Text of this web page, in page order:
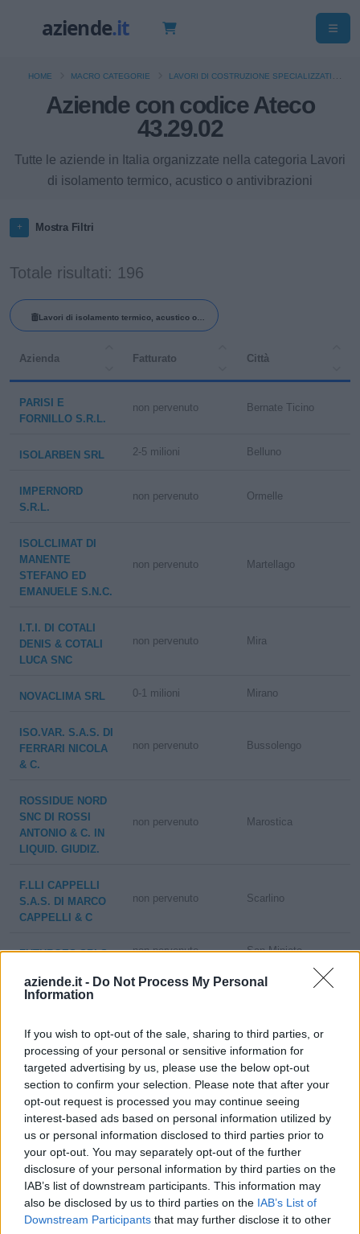
aziende.it - Do Not Process My Personal
Information
If you wish to opt-out of the sale, sharing to third parties, or
processing of your personal or sensitive information for
targeted advertising by us, please use the below opt-out
section to confirm your selection. Please note that after your
opt-out request is processed you may continue seeing
interest-based ads based on personal information utilized by
us or personal information disclosed to third parties prior to
your opt-out. You may separately opt-out of the further
disclosure of your personal information by third parties on the
IAB’s list of downstream participants. This information may
also be disclosed by us to third parties on the IAB’s List of
Downstream Participants that may further disclose it to other
Aziende con codice Ateco
43.29.02
Tutte le aziende in Italia organizzate nella categoria Lavori
di isolamento termico, acustico o antivibrazioni
HOME MACRO CATEGORIE LAVORI DI COSTRUZIONE SPECIALIZZATI
LAVORI DI ISOLAMENTO TERMICO, ACUSTICO O ANTIVIBRAZIONI
Mostra Filtri
Totale risultati: 196
Lavori di isolamento termico, acustico o
Azienda Fatturato Città
PARISI E
FORNILLO S.R.L.
non pervenuto Bernate Ticino
ISOLARBEN SRL 2-5 milioni Belluno
IMPERNORD
S.R.L.
non pervenuto Ormelle
ISOLCLIMAT DI
MANENTE
STEFANO ED
EMANUELE S.N.C.
non pervenuto Martellago
I.T.I. DI COTALI
DENIS & COTALI
LUCA SNC
non pervenuto Mira
NOVACLIMA SRL 0-1 milioni Mirano
ISO.VAR. S.A.S. DI
FERRARI NICOLA
& C.
non pervenuto Bussolengo
ROSSIDUE NORD
SNC DI ROSSI
ANTONIO & C. IN
LIQUID. GIUDIZ.
non pervenuto Marostica
F.LLI CAPPELLI
S.A.S. DI MARCO
CAPPELLI & C
non pervenuto Scarlino
FUTURGES SRLS non pervenuto San Miniato
EDILQUATTRO
COOPERATIVA
CONSORZIO
STABILE ODOS
SOCIETA'
CONSORTILE A
R.L.
10-25 milioni Verona
C.I.S.T. SRLS 0-1 milioni Gela
&